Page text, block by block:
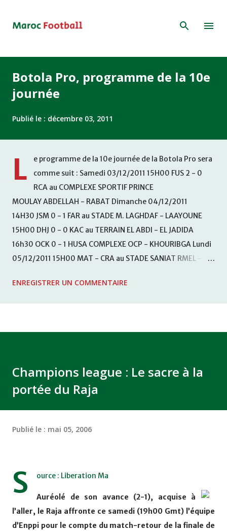
Botola Pro, programme de la 10e
journée
Publié le : décembre 03, 2011
L
e programme de la 10e journée de la Botola Pro sera
comme suit : Samedi 03/12/2011 15H00 FUS 2 - 0
RCA au COMPLEXE SPORTIF PRINCE
MOULAY ABDELLAH - RABAT Dimanche 04/12/2011
14H30 JSM 0 - 1 FAR au STADE M. LAGHDAF - LAAYOUNE
15H00 DHJ 0 - 0 KAC au TERRAIN EL ABDI - EL JADIDA
16h30 OCK 0 - 1 HUSA COMPLEXE OCP - KHOURIBGA Lundi
05/12/2011 15H00 MAT - CRA au STADE SANIAT RMEL -
KHEMISET Mardi 06/12/2011 15H00 WAF - OCS au
ENREGISTRER UN COMMENTAIRE
Champions league : Le sacre à la
portée du Raja
Publié le : mai 05, 2006
S ource : Liberation Ma
Auréolé de son avance (2-1), acquise à
l’aller, le Raja affronte ce samedi (19h00 Gmt) l’équipe
d’Enppi pour le compte du match-retour de la finale de